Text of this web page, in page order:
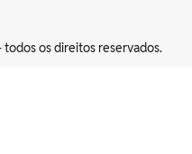
os direitos reservados.